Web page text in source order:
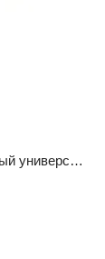
Съемник полуоси инерционный универсальный TOPTUL JEAI0167